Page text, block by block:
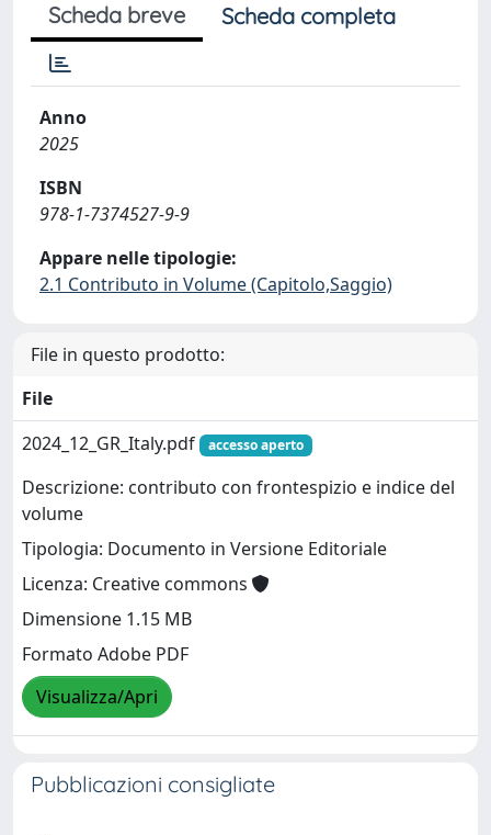
Scheda breve Scheda completa
Anno
2025
ISBN
978-1-7374527-9-9
Appare nelle tipologie:
2.1 Contributo in Volume (Capitolo,Saggio)
File in questo prodotto:
File
2024_12_GR_Italy.pdf
accesso aperto
Descrizione: contributo con frontespizio e indice del
volume
Tipologia: Documento in Versione Editoriale
Licenza: Creative commons
Dimensione 1.15 MB
Formato Adobe PDF
Visualizza/Apri
Pubblicazioni consigliate